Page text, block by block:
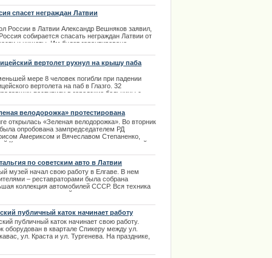
различия не имеют никакого значения.
министр Латвии заметила, что не думает об
спасет неграждан Латвии
России в Латвии Александр Вешняков заявил
Россия собирается спасать неграждан Латвии от
и нищеты Им будет гарантировано
России.
вертолет рухнул на крышу паба
мере 8 человек погибли при падении
вертолета на паб в Глазго. 32
поступили в городские больницы с
велодорожка» протестирована
открылась «Зеленая велодорожка». Во вторник
опробована зампредседателем РД
Америксом и Вячеславом Степаненко,
Комитета по вопросам жилья и окружающей
по советским авто в Латвии
музей начал свою работу в Елгаве. В нем
– реставраторами была собрана
коллекция автомобилей СССР. Вся техника
с исторической достоверностью и
публичный каток начинает работу
публичный каток начинает свою работу.
оборудован в квартале Спикеру между ул.
ул. Краста и ул. Тургенева. На празднике,